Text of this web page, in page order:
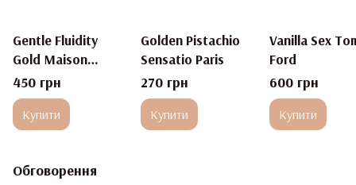
Gentle Fluidity
Gold Maison
Francis Kurkdjian
450 грн
Купити
Golden Pistachio
Sensatio Paris
270 грн
Купити
Vanilla Sex
Ford
600 грн
Купити
Обговорення